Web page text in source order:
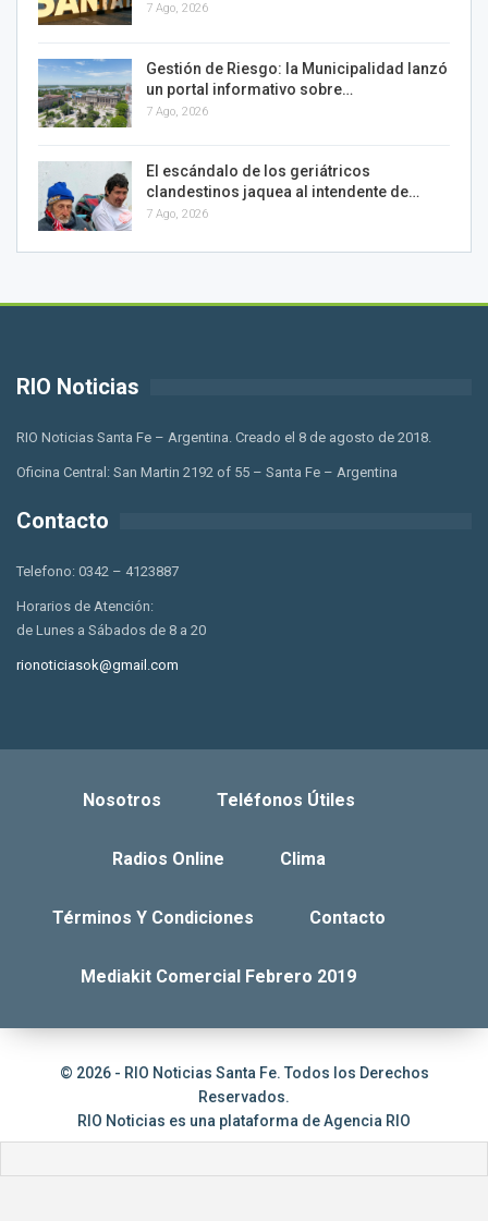
7 Ago, 2026
Gestión de Riesgo: la Municipalidad lanzó
un portal informativo sobre…
7 Ago, 2026
El escándalo de los geriátricos
clandestinos jaquea al intendente de…
7 Ago, 2026
RIO Noticias
RIO Noticias Santa Fe – Argentina. Creado el 8 de agosto de 2018.
Oficina Central: San Martin 2192 of 55 – Santa Fe – Argentina
Contacto
Telefono: 0342 – 4123887
Horarios de Atención:
de Lunes a Sábados de 8 a 20
rionoticiasok@gmail.com
Nosotros Teléfonos Útiles
Radios Online Clima
Términos Y Condiciones Contacto
Mediakit Comercial Febrero 2019
© 2026 - RIO Noticias Santa Fe. Todos los Derechos
Reservados.
RIO Noticias es una plataforma deAgencia RIO